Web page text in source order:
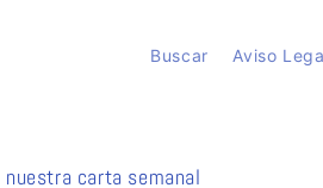
Buscar Aviso
nuestra carta semanal